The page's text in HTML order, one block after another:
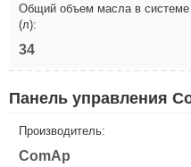
Общий объем масла в системе
(л):
34
Панель управления
Производитель:
ComAp